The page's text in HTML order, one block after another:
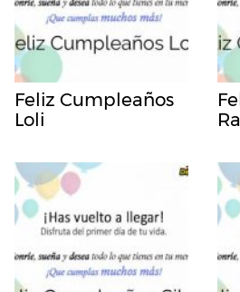
Feliz Cumpleaños
Loli